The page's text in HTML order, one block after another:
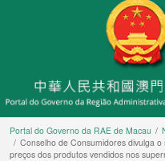
Portal do Governo da RAE de Macau
Conselho de Consumidores divulga
preços dos produtos vendidos nos